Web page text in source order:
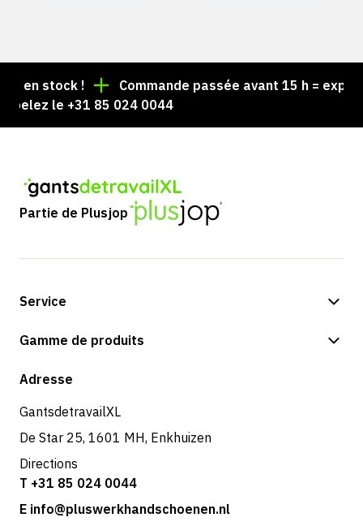
stock !
Commande passée avant 15 h = expédiée
le +31 85 024 0044
Partie de Plusjop
Service
Options de paiement
Retours et service
Gamme de produits
Boutique
Adresse
GantsdetravailXL
De Star 25, 1601 MH, Enkhuizen
Directions
T +31 85 024 0044
E info@pluswerkhandschoenen.nl